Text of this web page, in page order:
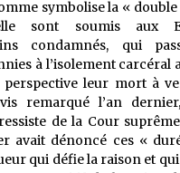
symbolise la « double
sont soumis aux
condamnés, qui
à l’isolement carcéral
perspective leur mort à
remarqué l’an
de la Cour
avait dénoncé ces «
qui défie la raison et